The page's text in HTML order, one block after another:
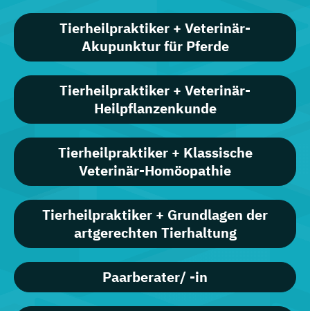
Tierheilpraktiker + Veterinär-
Akupunktur für Pferde
Tierheilpraktiker + Veterinär-
Heilpflanzenkunde
Tierheilpraktiker + Klassische
Veterinär-Homöopathie
Tierheilpraktiker + Grundlagen der
artgerechten Tierhaltung
Paarberater/ -in